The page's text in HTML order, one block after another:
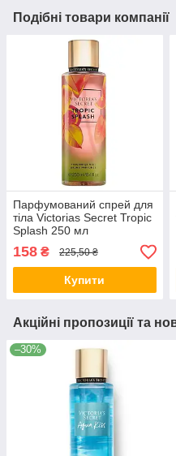
Подібні товари компанії
Парфумований спрей для
тіла Victorias Secret Tropic
Splash 250 мл
158 ₴ 225,50 ₴
Купити
Акційні пропозиції та
–30%